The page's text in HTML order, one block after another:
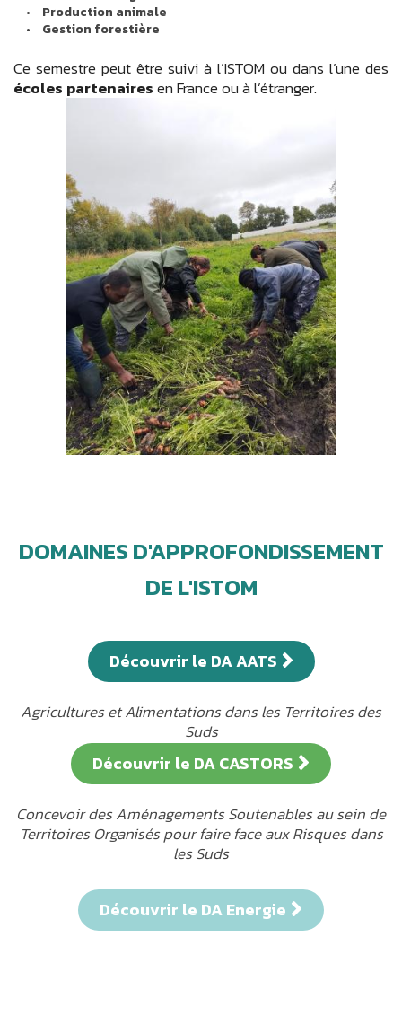
Production animale
Gestion forestière
Ce semestre peut être suivi à l’ISTOM ou dans l’une des
écoles partenairesen France ou à l’étranger.
DOMAINES D'APPROFONDISSEMENT
DE L'ISTOM
Découvrir le DA AATS
Agricultures et Alimentations dans les Territoires des
Suds
Découvrir le DA CASTORS
Concevoir des Aménagements Soutenables au sein de
Territoires Organisés pour faire face aux Risques dans
les Suds
Découvrir le DA Energie